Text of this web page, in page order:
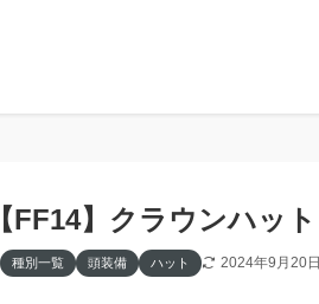
【FF14】クラウンハット
種別一覧 頭装備 ハット 2024年9月20日